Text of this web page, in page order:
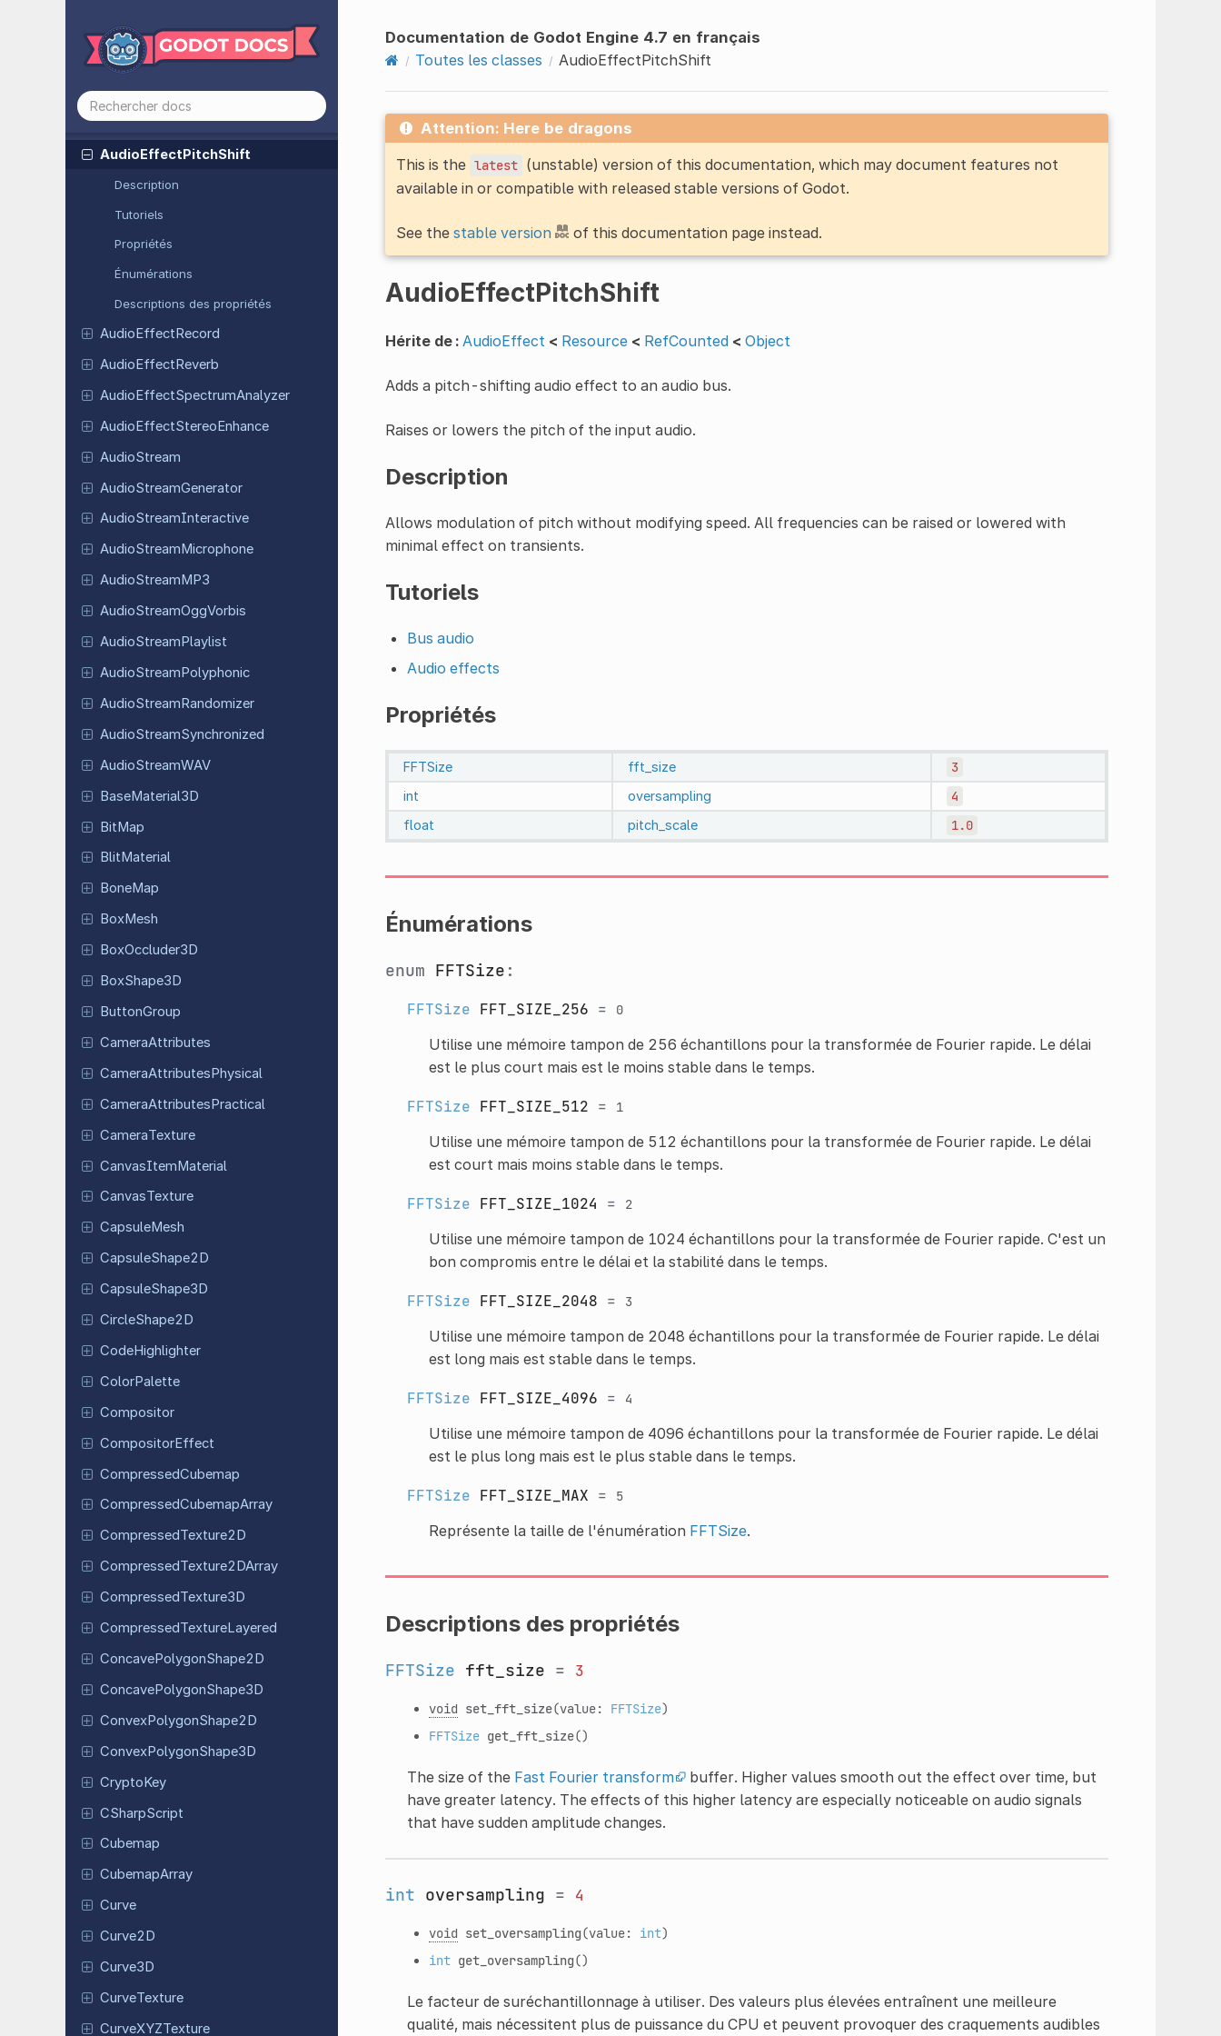
AudioEffectLowShelfFilter
AudioEffectNotchFilter
AudioEffectPanner
AudioEffectPhaser
AudioEffectPitchShift
Description
Tutoriels
Propriétés
Énumérations
Descriptions des propriétés
AudioEffectRecord
AudioEffectReverb
AudioEffectSpectrumAnalyzer
AudioEffectStereoEnhance
AudioStream
AudioStreamGenerator
AudioStreamInteractive
AudioStream Microphone
AudioStreamMP3
AudioStreamOggVorbis
AudioStreamPlaylist
AudioStreamPolyphonic
AudioStreamRandomizer
AudioStreamSynchronized
AudioStreamWAV
BaseMaterial3D
BitMap
Blit Material
BoneMap
BoxMesh
BoxOccluder3D
BoxShape3D
ButtonGroup
CameraAttributes
CameraAttributesPhysical
CameraAttributesPractical
CameraTexture
CanvasItemMaterial
CanvasTexture
CapsuleMesh
CapsuleShape2D
CapsuleShape3D
CircleShape2D
CodeHighlighter
ColorPalette
Compositor
CompositorEffect
CompressedCubemap
CompressedCubemapArray
CompressedTexture2D
CompressedTexture2DArray
CompressedTexture3D
CompressedTextureLayered
ConcavePolygonShape2D
ConcavePolygonShape3D
ConvexPolygonShape2D
ConvexPolygonShape3D
CryptoKey
CSharpScript
Cubemap
CubemapArray
Curve
Curve2D
Curve3D
CurveTexture
CurveXYZTexture
Documentation de Godot Engine 4.7 en français
Toutes les classes
AudioEffectPitchShift
Attention: Here be dragons
This is the latest (unstable) version of this documentation, which may document features not
available in or compatible with released stable versions of Godot.
See the stable version of this documentation page instead.
AudioEffectPitchShift
Hérite de : AudioEffect < Resource < RefCounted < Object
Adds a pitch-shifting audio effect to an audio bus.
Raises or lowers the pitch of the input audio.
Description
Allows modulation of pitch without modifying speed. All frequencies can be raised or lowered with
minimal effect on transients.
Tutoriels
Bus audio
Audio effects
Propriétés
FFTSize fft_size 3
int oversampling 4
float pitch_scale 1.0
Énumérations
enum FFTSize :
FFTSize FFT_SIZE_256 = 0
Utilise une mémoire tampon de 256 échantillons pour la transformée de Fourier rapide. Le délai
est le plus court mais est le moins stable dans le temps.
FFTSize FFT_SIZE_512 = 1
Utilise une mémoire tampon de 512 échantillons pour la transformée de Fourier rapide. Le délai
est court mais moins stable dans le temps.
FFTSize FFT_SIZE_1024 = 2
Utilise une mémoire tampon de 1024 échantillons pour la transformée de Fourier rapide. C'est un
bon compromis entre le délai et la stabilité dans le temps.
FFTSize FFT_SIZE_2048 = 3
Utilise une mémoire tampon de 2048 échantillons pour la transformée de Fourier rapide. Le délai
est long mais est stable dans le temps.
FFTSize FFT_SIZE_4096 = 4
Utilise une mémoire tampon de 4096 échantillons pour la transformée de Fourier rapide. Le délai
est le plus long mais est le plus stable dans le temps.
FFTSize FFT_SIZE_MAX = 5
Représente la taille de l'énumération FFTSize.
Descriptions des propriétés
FFTSize fft_size = 3
void set_fft_size(value: FFTSize)
FFTSize get_fft_size()
The size of the Fast Fourier transform
buffer. Higher values smooth out the effect over time, but
have greater latency. The effects of this higher latency are especially noticeable on audio signals
that have sudden amplitude changes.
int oversampling = 4
void set_oversampling(value: int)
int get_oversampling()
Le facteur de suréchantillonnage à utiliser. Des valeurs plus élevées entraînent une meilleure
qualité, mais nécessitent plus de puissance du CPU et peuvent provoquer des craquements audibles